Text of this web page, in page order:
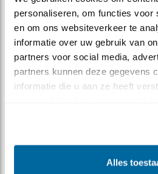
personaliseren, om functies voor
en om ons websiteverkeer te
informatie over uw gebruik van
partners voor social media,
partners kunnen deze gegevens
informatie die u aan ze heeft
Alles